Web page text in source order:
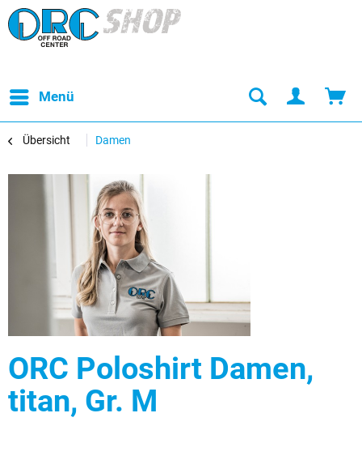
Menü
Übersicht Damen
ORC Poloshirt Damen,
titan, Gr. M